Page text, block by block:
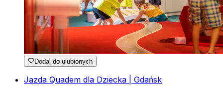
Dodaj do ulubionych
Jazda Quadem dla Dziecka | Gdańsk